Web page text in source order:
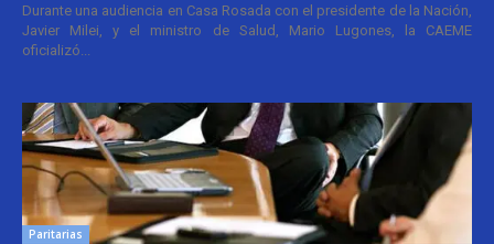
Durante una audiencia en Casa Rosada con el presidente de la Nación,
Javier Milei, y el ministro de Salud, Mario Lugones, la CAEME
oficializó...
Paritarias